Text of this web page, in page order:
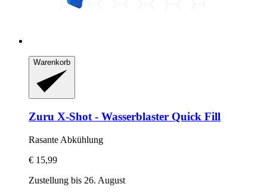
Warenkorb
Zuru X-​Shot -​ Wasserblaster Quick Fill
Rasante Abkühlung
€ 15,99
Zustellung bis 26. August